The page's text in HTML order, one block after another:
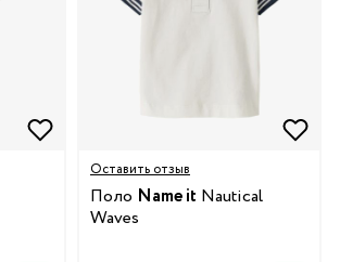
Оставить отзыв
Поло Name it Nautical
Waves